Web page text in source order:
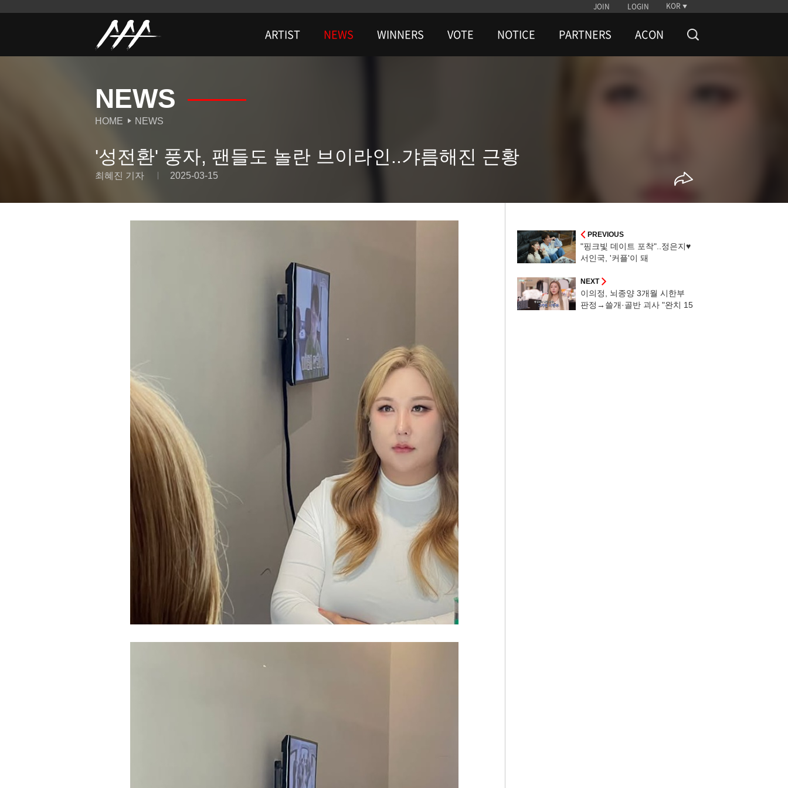
JOIN LOGIN KOR
ARTIST NEWS WINNERS VOTE NOTICE PARTNERS ACON
NEWS
HOME NEWS
'성전환' 풍자, 팬들도 놀란 브이라인..갸름해진 근황
최혜진 기자 2025-03-15
PREVIOUS
"핑크빛 데이트 포착"..정은지♥
서인국, '커플'이 돼
NEXT
이의정, 뇌종양 3개월 시한부
판정→쓸개·골반 괴사 "완치 15